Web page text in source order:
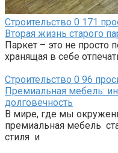
Строительство 0 171
Вторая жизнь старого
Паркет – это не просто
хранящая в себе
Строительство 0 96
Премиальная мебель:
долговечность
В мире, где мы
премиальная мебель
стиля и